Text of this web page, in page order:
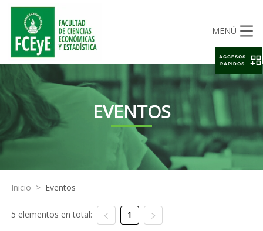
MENÚ
EVENTOS
Inicio > Eventos
5 elementos en total: 1
ACCESOS
RAPIDOS